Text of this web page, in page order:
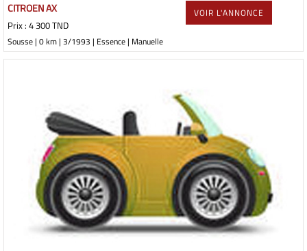
CITROEN AX
Prix : 4 300 TND
Sousse | 0 km | 3/1993 | Essence | Manuelle
VOIR L'ANNONCE